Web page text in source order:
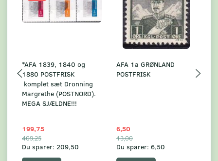
*AFA 1839, 1840 og
1880 POSTFRISK
komplet sæt Dronning
Margrethe (POSTNORD).
MEGA SJÆLDNE!!!
199,75
409,25
Du sparer: 209,50
AFA 1a GRØNLAND
POSTFRISK
6,50
13,00
Du sparer: 6,50